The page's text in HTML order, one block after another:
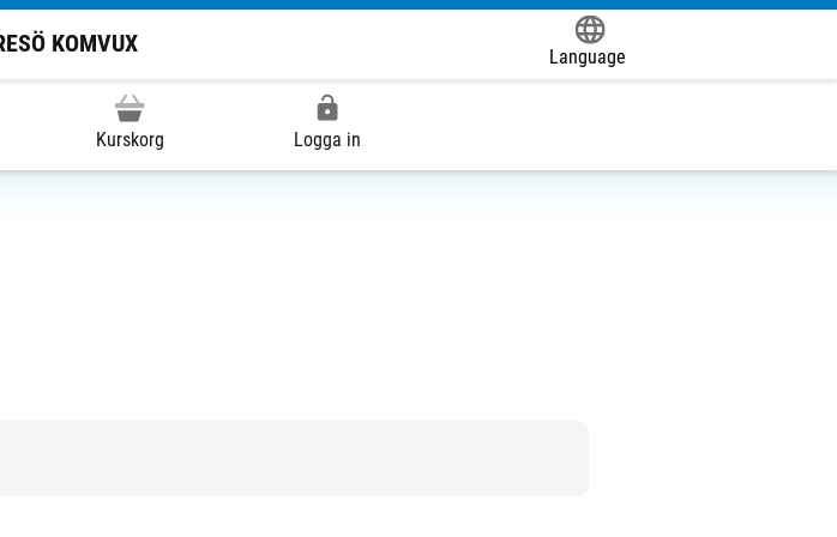
KOMVUX
Language
Kurskorg Logga in